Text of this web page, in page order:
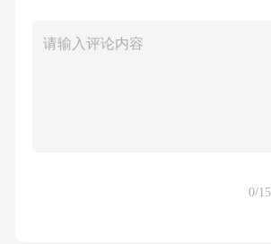
家统计局数据，2022年金坛区高
设研究院指出，当前长三角地区
0/